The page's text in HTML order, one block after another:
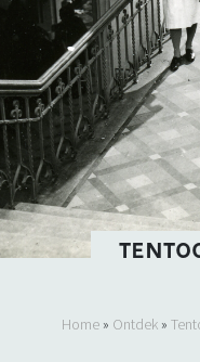
Home» Ontdek»